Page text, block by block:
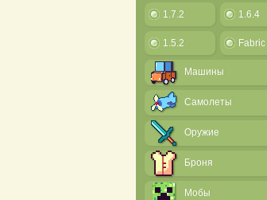
1.7.2 1.6.4
1.5.2 Fabric
Машины
Самолеты
Оружие
Броня
Мобы